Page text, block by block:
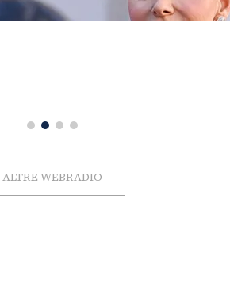
ALTRE WEBRADIO